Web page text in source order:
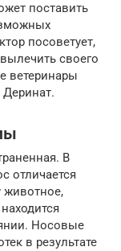
поставить
посоветует,
своего
ветеринары
Деринат.
В
отличается
животное,
Носовые
в результате